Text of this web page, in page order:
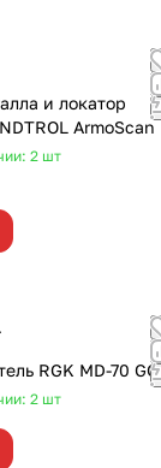
и локатор
ArmoScan
2 шт
RGK MD-70
2 шт